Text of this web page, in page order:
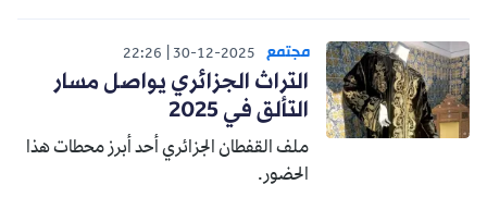
مجتمع 30-12-2025
22:26
التراث الجزائري يواصل مسار
التألق في 2025
ملف القفطان الجزائري أحد أبرز محطات هذا
الحضور.